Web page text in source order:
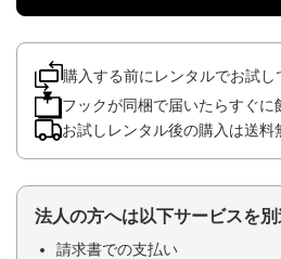
購入する前にレンタルでお試し
フックが同梱で届いたらすぐに
お試しレンタル後の購入は送料
法人の方へは以下サービスを
請求書での支払い